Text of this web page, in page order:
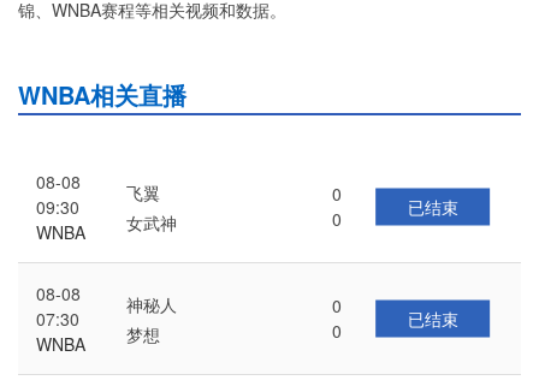
锦、WNBA赛程等相关视频和数据。
WNBA相关直播
08-08
09:30
WNBA
飞翼
0
0
女武神
已结束
08-08
07:30
WNBA
神秘人
0
0
梦想
已结束